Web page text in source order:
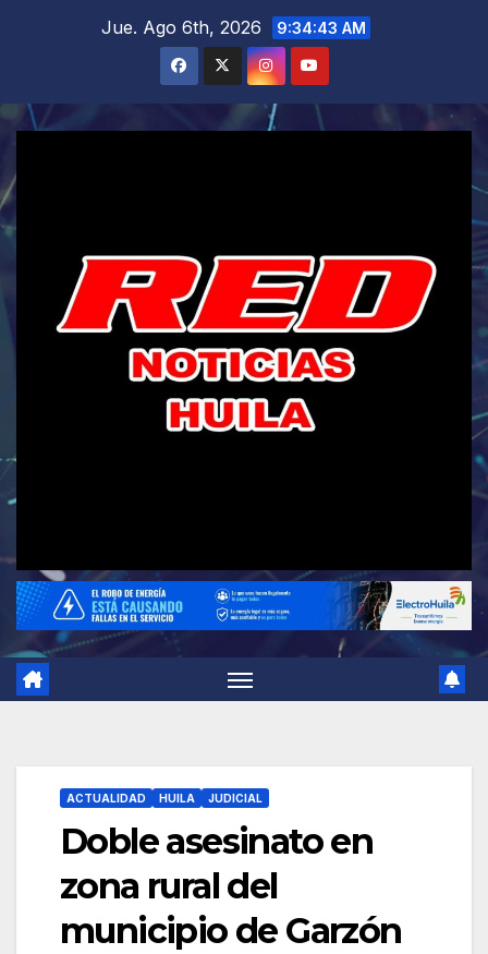
Jue. Ago 6th, 2026 9:34:44 AM
ACTUALIDAD HUILA JUDICIAL
Doble asesinato en
zona rural del
municipio de Garzón